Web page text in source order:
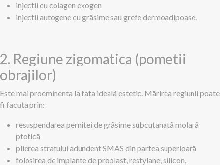
injectii cu colagen exogen
injectii autogene cu grãsime sau grefe dermoadipoase.
2. Regiune zigomatica (pometii
obrajilor)
Este mai proeminenta la fata idealã estetic. Mãrirea regiunii poate
fi facuta prin:
resuspendarea pernitei de grãsime subcutanatã molarã
ptoticã
plierea stratului adundent SMAS din partea superioarã
folosirea de implante de proplast, restylane, silicon,